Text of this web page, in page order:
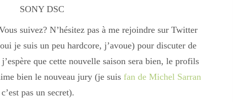
suivez? N’hésitez pas à me rejoindre sur Twitter
je suis un peu hardcore, j’avoue) pour discuter de
que cette nouvelle saison sera bien, le profils
bien le nouveau jury (je suis fan de Michel Sarran
c’est pas un secret).